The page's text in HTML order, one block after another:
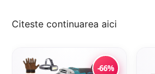
Citeste continuarea aici
-66%